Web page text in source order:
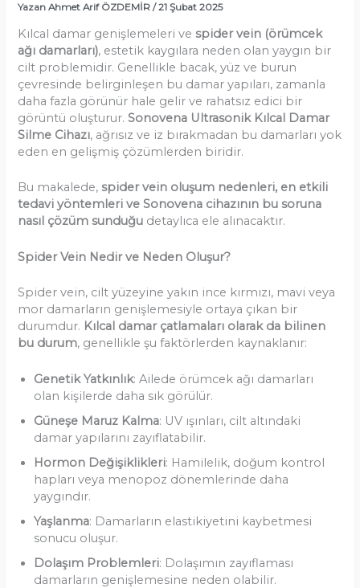
Yazan Ahmet Arif ÖZDEMİR/21 Şubat 2025
Kılcal damar genişlemeleri vespider vein (örümcek
ağı damarları), estetik kaygılara neden olan yaygın bir
cilt problemidir. Genellikle bacak, yüz ve burun
çevresinde belirginleşen bu damar yapıları, zamanla
daha fazla görünür hale gelir ve rahatsız edici bir
görüntü oluşturur.Sonovena Ultrasonik Kılcal Damar
Silme Cihazı, ağrısız ve iz bırakmadan bu damarları yok
eden en gelişmiş çözümlerden biridir.
Bu makalede,spider vein oluşum nedenleri, en etkili
tedavi yöntemleri ve Sonovena cihazının bu soruna
nasıl çözüm sunduğu detaylıca ele alınacaktır.
Spider Vein Nedir ve Neden Oluşur?
Spider vein, cilt yüzeyine yakın ince kırmızı, mavi veya
mor damarların genişlemesiyle ortaya çıkan bir
durumdur. Kılcal damar çatlamaları olarak da bilinen
bu durum, genellikle şu faktörlerden kaynaklanır:
Genetik Yatkınlık: Ailede örümcek ağı damarları
olan kişilerde daha sık görülür.
Güneşe Maruz Kalma: UV ışınları, cilt altındaki
damar yapılarını zayıflatabilir.
Hormon Değişiklikleri: Hamilelik, doğum kontrol
hapları veya menopoz dönemlerinde daha
yaygındır.
Yaşlanma: Damarların elastikiyetini kaybetmesi
sonucu oluşur.
Dolaşım Problemleri: Dolaşımın zayıflaması
damarların genişlemesine neden olabilir.